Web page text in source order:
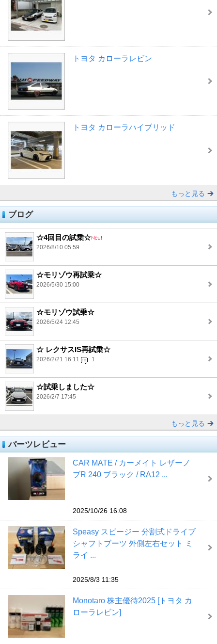
トヨタ カローラレビン
トヨタ カローラハイブリッド
もっと見る
ブログ
☆4回目の試乗☆
2026/8/10 05:59
☆モリゾウ再試乗☆
2026/5/30 15:00
☆モリゾウ試乗☆
2026/5/24 12:45
☆ レクサスIS再試乗☆
2026/2/21 16:11 1
☆試乗しました☆
2026/2/7 17:45
もっと見る
パーツレビュー
CAR MATE / カーメイト レザーノ
ブR 240 ブラック / RA12 ...
2025/10/26 16:08
Speasy スピージー 分割式ドライブ
シャフトブーツ 外側左右セット ミ
ライ ...
2025/8/3 11:35
Monotaro 株主優待2025 [トヨタ カ
ローラレビン]